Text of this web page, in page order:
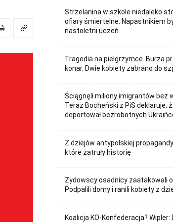
Strzelanina w szkole niedaleko
ofiary śmiertelne. Napastnikiem
nastoletni uczeń
Tragedia na pielgrzymce. Burza
konar. Dwie kobiety zabrano do
Ściągnęli miliony imigrantów bez
Teraz Bocheński z PiS deklaruje,
deportował bezrobotnych
Z dziejów antypolskiej
które zatruły historię
Żydowscy osadnicy zaatakowali
Podpalili domy i ranili kobiety z
Koalicja KO-Konfederacja? Wipler: